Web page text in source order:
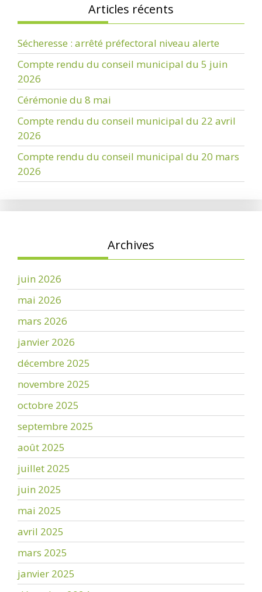
Articles récents
Sécheresse : arrêté préfectoral niveau alerte
Compte rendu du conseil municipal du 5 juin
2026
Cérémonie du 8 mai
Compte rendu du conseil municipal du 22 avril
2026
Compte rendu du conseil municipal du 20 mars
2026
Archives
juin 2026
mai 2026
mars 2026
janvier 2026
décembre 2025
novembre 2025
octobre 2025
septembre 2025
août 2025
juillet 2025
juin 2025
mai 2025
avril 2025
mars 2025
janvier 2025